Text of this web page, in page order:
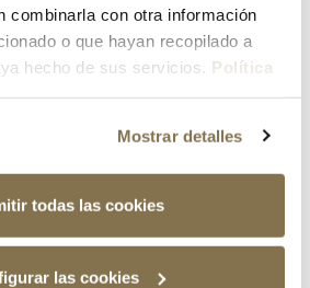
combinarla con otra información
o que hayan recopilado a
hecho de sus servicios. Política
Mostrar detalles
todas las cookies
las cookies